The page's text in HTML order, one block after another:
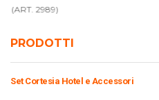
PRODOTTI
Set Cortesia Hotel e Accessori
(ART. 2989)